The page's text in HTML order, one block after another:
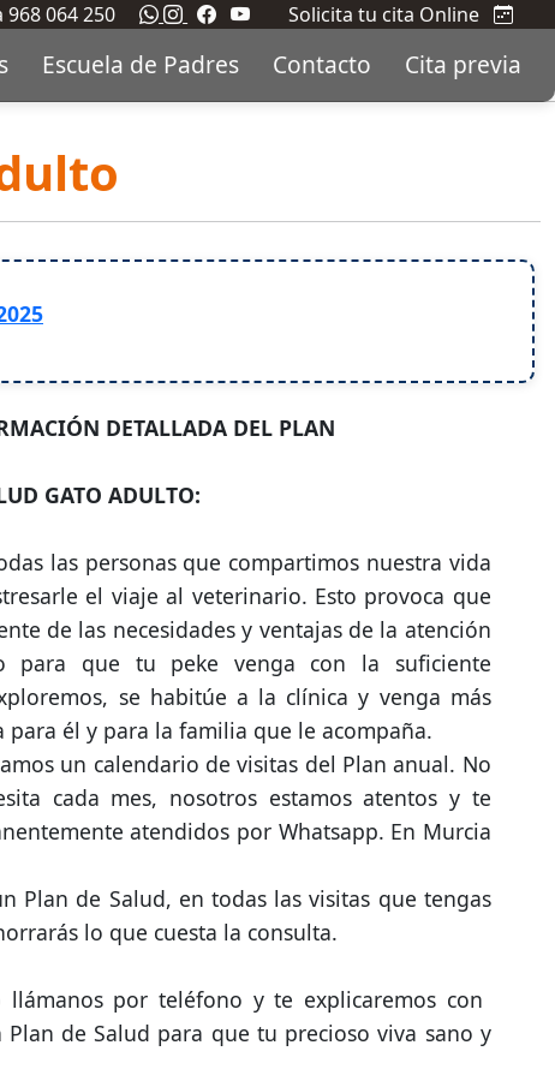
968 064 250 Solicita tu cita Online
Escuela de Padres Contacto Cita previa
DETALLADA DEL PLAN
GATO ADULTO:
las personas que compartimos nuestra vida
el viaje al veterinario. Esto provoca que
de las necesidades y ventajas de la atención
para que tu peke venga con la suficiente
se habitúe a la clínica y venga más
él y para la familia que le acompaña.
un calendario de visitas del Plan anual. No
cada mes, nosotros estamos atentos y te
atendidos por Whatsapp. En Murcia
Plan de Salud, en todas las visitas que tengas
lo que cuesta la consulta.
por teléfono y te explicaremos con
de Salud para que tu precioso viva sano y